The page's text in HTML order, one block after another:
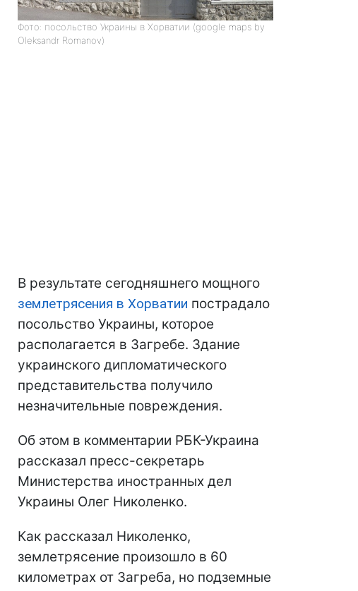
Фото: посольство Украины в Хорватии (google maps by
Oleksandr Romanov)
В результате сегодняшнего мощного
землетрясения в Хорватии пострадало
посольство Украины, которое
располагается в Загребе. Здание
украинского дипломатического
представительства получило
незначительные повреждения.
Об этом в комментарии РБК-Украина
рассказал пресс-секретарь
Министерства иностранных дел
Украины Олег Николенко.
Как рассказал Николенко,
землетрясение произошло в 60
километрах от Загреба, но подземные